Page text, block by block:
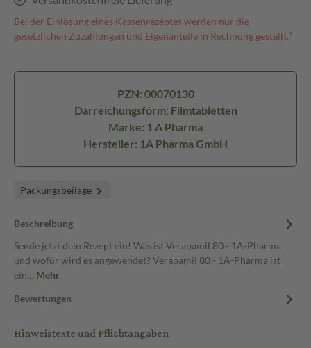
Bei der Einlösung eines Kassenrezeptes werden nur die
gesetzlichen Zuzahlungen und Eigenanteile in Rechnung gestellt.⁴
PZN: 00070130
Darreichungsform: Filmtabletten
Marke: 1 A Pharma
Hersteller: 1A Pharma GmbH
Packungsbeilage
Beschreibung
Sende jetzt dein Rezept ein! Was ist Verapamil 80 - 1A-Pharma
und wofür wird es angewendet? Verapamil 80 - 1A-Pharma ist
ein… Mehr
Bewertungen
Hinweistexte und Pflichtangaben